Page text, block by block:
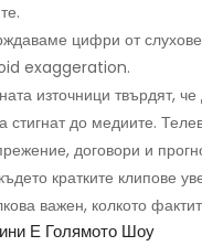
цифри от
exaggeration.
източници твърдят,
стигнат до медиите.
договори и
кратките клипове
важен, колкото
Е Голямото Шоу